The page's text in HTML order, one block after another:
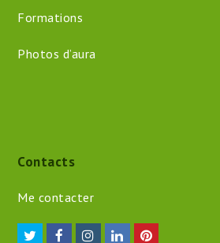
Formations
Photos d’aura
Contacts
Me contacter
TwitterFacebookInstagram
LinkedInPinterest